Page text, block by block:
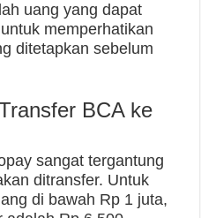
uang yang dapat
memperhatikan
ditetapkan sebelum
BCA ke
sangat tergantung
ditransfer. Untuk
di bawah Rp 1 juta,